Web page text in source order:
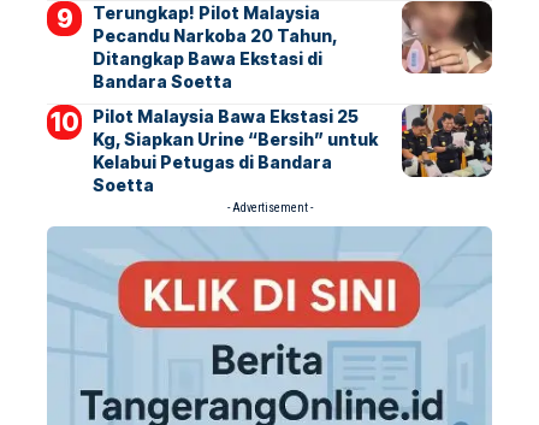
Terungkap! Pilot Malaysia
Pecandu Narkoba 20 Tahun,
Ditangkap Bawa Ekstasi di
Bandara Soetta
Pilot Malaysia Bawa Ekstasi 25
Kg, Siapkan Urine “Bersih” untuk
Kelabui Petugas di Bandara
Soetta
- Advertisement -